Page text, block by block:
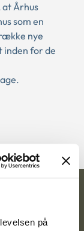
på
Århus
som en
nye
inden for de